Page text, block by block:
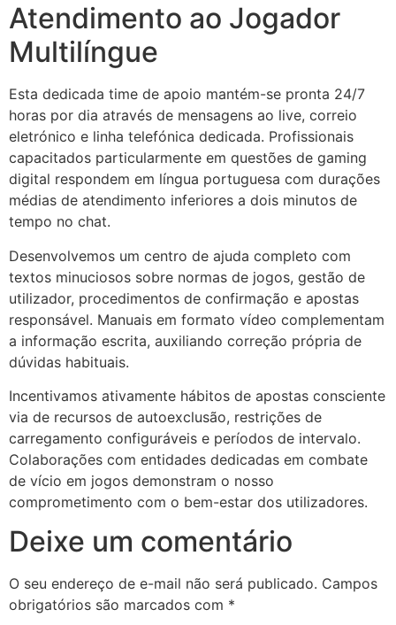
giriş
giriş
Panel
Atendimento ao Jogador
Multilíngue
Esta dedicada time de apoio mantém-se pronta 24/7
horas por dia através de mensagens ao live, correio
eletrónico e linha telefónica dedicada. Profissionais
capacitados particularmente em questões de gaming
digital respondem em língua portuguesa com durações
médias de atendimento inferiores a dois minutos de
tempo no chat.
Desenvolvemos um centro de ajuda completo com
textos minuciosos sobre normas de jogos, gestão de
utilizador, procedimentos de confirmação e apostas
responsável. Manuais em formato vídeo complementam
a informação escrita, auxiliando correção própria de
dúvidas habituais.
Incentivamos ativamente hábitos de apostas consciente
via de recursos de autoexclusão, restrições de
carregamento configuráveis e períodos de intervalo.
Colaborações com entidades dedicadas em combate
de vício em jogos demonstram o nosso
comprometimento com o bem-estar dos utilizadores.
Deixe um comentário
O seu endereço de e-mail não será publicado. Campos
obrigatórios são marcados com *